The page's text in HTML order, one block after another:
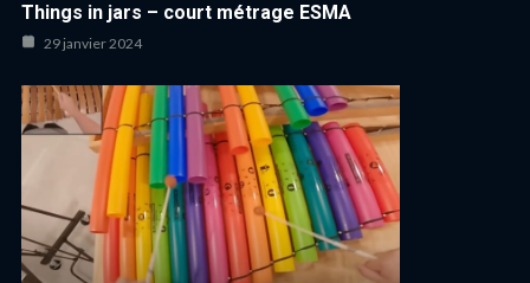
Things in jars – court métrage ESMA
29 janvier 2024